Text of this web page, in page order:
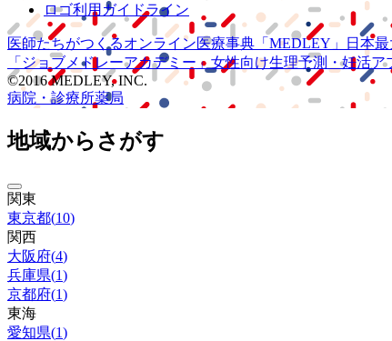
ロゴ利用ガイドライン
医師たちがつくるオンライン医療事典 「MEDLEY」 日本
「ジョブメドレーアカデミー」 女性向け生理予測・妊活ア
©2016 MEDLEY, INC.
病院・診療所薬局
地域からさがす
関東
東京都(10)
関西
大阪府(4)
兵庫県(1)
京都府(1)
東海
愛知県(1)